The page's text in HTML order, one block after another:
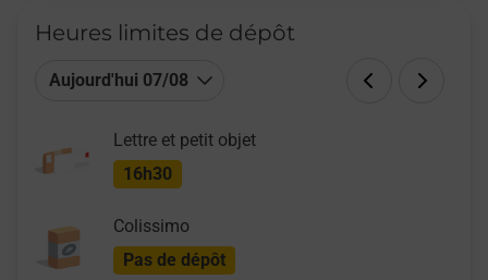
Heures limites de dépôt
Aujourd'hui 07/08
Lettre et petit objet
16h30
Colissimo
Pas de dépôt